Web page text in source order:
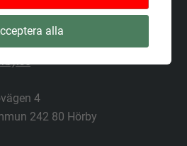
4
242 80 Hörby
alla